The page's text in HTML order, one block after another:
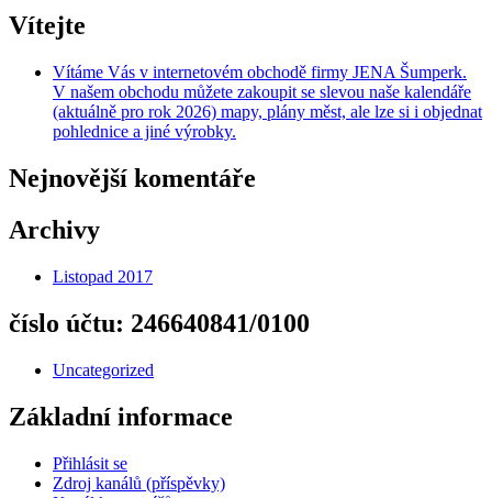
Vítejte
Vítáme Vás v internetovém obchodě firmy JENA Šumperk.
V našem obchodu můžete zakoupit se slevou naše kalendáře
(aktuálně pro rok 2026) mapy, plány měst, ale lze si i objednat
pohlednice a jiné výrobky.
Nejnovější komentáře
Archivy
Listopad 2017
číslo účtu: 246640841/0100
Uncategorized
Základní informace
Přihlásit se
Zdroj kanálů (příspěvky)